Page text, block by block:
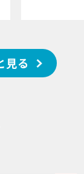
見る